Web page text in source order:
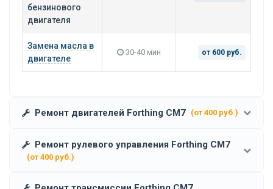
бензинового
двигателя
Замена масла в
двигателе
30-40 мин от 600 руб.
Ремонт двигателей Forthing CM7 (от 400 руб.)
Ремонт рулевого управления Forthing CM7
(от 400 руб.)